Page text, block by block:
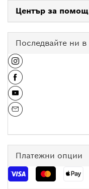
Център за помощ
Последвайте ни в
Платежни опции